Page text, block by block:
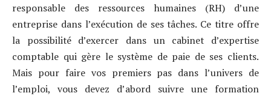
responsable des ressources humaines (RH) d’une
entreprise dans l’exécution de ses tâches. Ce titre offre
la possibilité d’exercer dans un cabinet d’expertise
comptable qui gère le système de paie de ses clients.
Mais pour faire vos premiers pas dans l’univers de
l’emploi, vous devez d’abord suivre une formation